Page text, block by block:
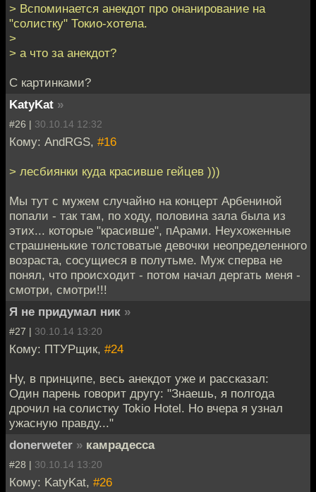
> Вспоминается анекдот про онанирование на
"солистку" Токио-хотела.
>
> а что за анекдот?
С картинками?
KatyKat »
#26 | 30.10.14 12:32
Кому: AndRGS, #16
> лесбиянки куда красивше гейцев )))
Мы тут с мужем случайно на концерт Арбениной
попали - так там, по ходу, половина зала была из
этих... которые "красивше", пАрами. Неухоженные
страшненькие толстоватые девочки неопределенного
возраста, сосущиеся в полутьме. Муж сперва не
понял, что происходит - потом начал дергать меня -
смотри, смотри!!!
Я не придумал ник »
#27 | 30.10.14 13:20
Кому: ПТУРщик, #24
Ну, в принципе, весь анекдот уже и рассказал:
Один парень говорит другу: "Знаешь, я полгода
дрочил на солистку Tokio Hotel. Но вчера я узнал
ужасную правду..."
donerweter » камрадесса
#28 | 30.10.14 13:20
Кому: KatyKat, #26